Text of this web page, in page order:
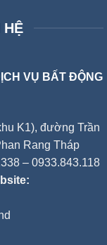
HỆ
VỤ BẤT ĐỘNG
K1), đường Trần
Rang Tháp
– 0933.843.118